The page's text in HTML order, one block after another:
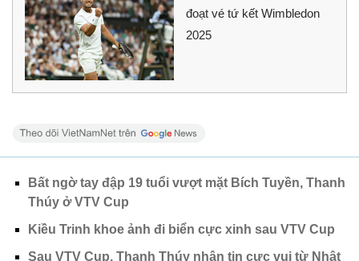
đoạt vé tứ kết Wimbledon
2025
Bất ngờ tay đập 19 tuổi vượt mặt Bích Tuyền, Thanh
Thúy ở VTV Cup
Kiều Trinh khoe ảnh đi biển cực xinh sau VTV Cup
Sau VTV Cup, Thanh Thúy nhận tin cực vui từ Nhật